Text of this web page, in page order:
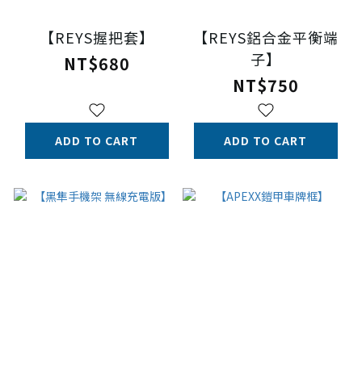
【REYS握把套】
NT$680
ADD TO CART
【REYS鋁合金平衡端
子】
NT$750
ADD TO CART